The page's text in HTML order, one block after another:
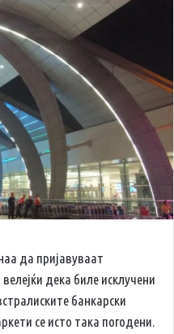
да пријавуваат
дека биле исклучени
банкарски
се исто така погодени.